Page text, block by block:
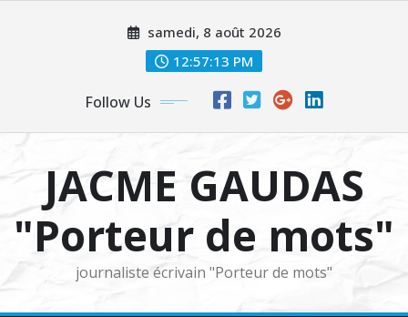
samedi, 8 août 2026
12:57:14 PM
Follow Us
JACME GAUDAS
"Porteur de mots"
journaliste écrivain "Porteur de mots"